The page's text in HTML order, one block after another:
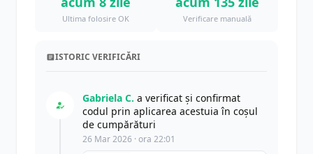
Ultima folosire OK Verificare manuală
ISTORIC VERIFICĂRI
Gabriela C. a verificat și confirmat
codul prin aplicarea acestuia în coșul
de cumpărături
26 Mar 2026 · ora 22:01